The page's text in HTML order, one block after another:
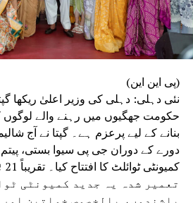
(پی این این)
نئی دہلی: دہلی کی وزیر اعلیٰ ریکھا
حکومت جھگیوں میں رہنے والے لوگوں
بنانے کے لیے پرعزم ہے۔ گپتا نے آج
دورے کے دوران جی پی سیوا بستی، پیتم
تعمیر شدہ یہ جدید کمیونٹی
باشندوں، بالخصوص خواتین